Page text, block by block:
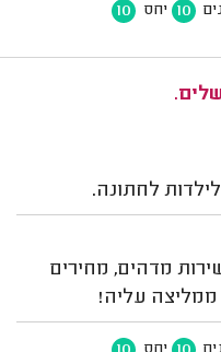
10 יחס 10
לחתונה.
מדהים, מחירים
ממליצה עליה!